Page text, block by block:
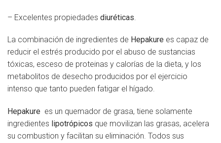
– Excelentes propiedades diuréticas
La combinación de ingredientes de Hepakure es capaz de
reducir el estrés producido por el abuso de sustancias
tóxicas, esceso de proteinas y calorías de la dieta, y los
metabolitos de desecho producidos por el ejercicio
intenso que tanto pueden fatigar el hígado.
Hepakure es un quemador de grasa, tiene solamente
ingredientes lipotrópicos que movilizan las grasas, acelera
su combustion y facilitan su eliminación. Todos sus